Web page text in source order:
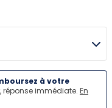
à votre
réponse immédiate. En